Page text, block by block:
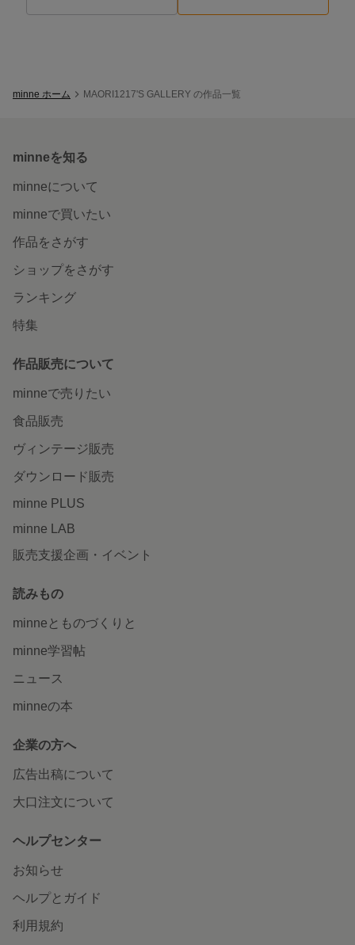
minne ホーム MAORI1217'S GALLERY の作品一覧
minneを知る
minneについて
minneで買いたい
作品をさがす
ショップをさがす
ランキング
特集
作品販売について
minneで売りたい
食品販売
ヴィンテージ販売
ダウンロード販売
minne PLUS
minne LAB
販売支援企画・イベント
読みもの
minneとものづくりと
minne学習帖
ニュース
minneの本
企業の方へ
広告出稿について
大口注文について
ヘルプセンター
お知らせ
ヘルプとガイド
利用規約